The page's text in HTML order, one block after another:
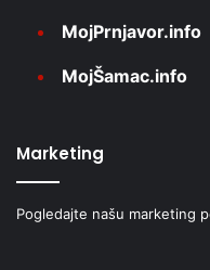
MojPrnjavor.info
MojŠamac.info
Marketing
Pogledajte našu marketing